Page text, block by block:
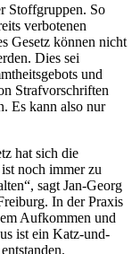
Stoffgruppen. So
verbotenen
Gesetz können nicht
Dies sei
und
Strafvorschriften
Es kann also nur
hat sich die
noch immer zu
sagt Jan-Georg
In der Praxis
Aufkommen und
ist ein Katz-und-